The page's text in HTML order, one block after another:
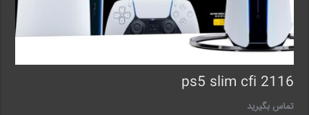
ps5 slim cfi 2116
تماس بگیرید